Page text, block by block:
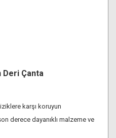
Deri Çanta
karşı koruyun
derece dayanıklı malzeme ve